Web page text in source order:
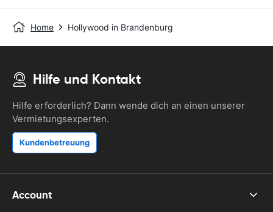
Home Hollywood in Brandenburg
Hilfe und Kontakt
Hilfe erforderlich? Dann wende dich an einen unserer
Vermietungsexperten.
Kundenbetreuung
Account